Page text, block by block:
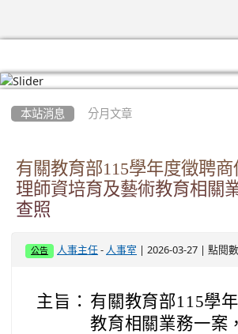
本站消息 分月文章
有關教育部115學年度徵聘
理師資培育及藝術教育相關
查照
公告 人事主任 - 人事室 | 2026-03-27 | 點閱
主旨： 有關教育部115學
教育相關業務一案